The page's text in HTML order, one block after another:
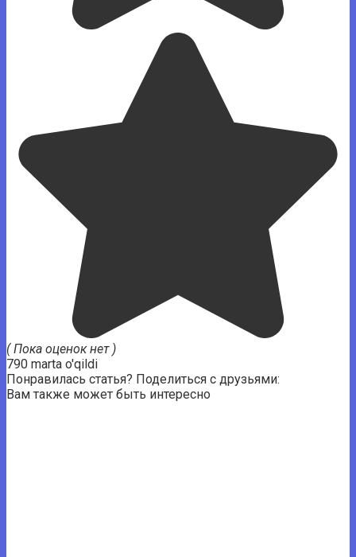
( Пока оценок нет )
790 marta o'qildi
Понравилась статья? Поделиться с друзьями:
Вам также может быть интересно